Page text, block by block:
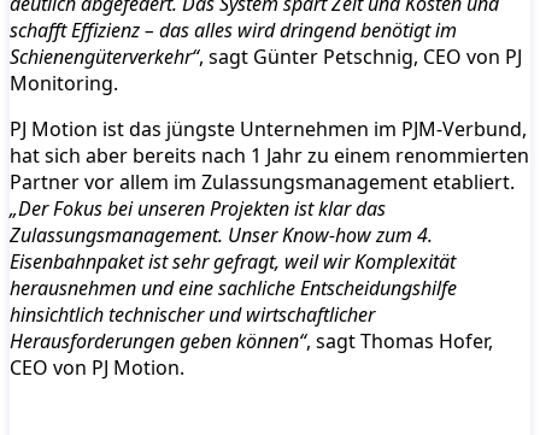
schafft Effizienz – das alles wird dringend benötigt im
Schienengüterverkehr“, sagt Günter Petschnig, CEO von PJ
Monitoring.
PJ Motion ist das jüngste Unternehmen im PJM-Verbund,
hat sich aber bereits nach 1 Jahr zu einem renommierten
Partner vor allem im Zulassungsmanagement etabliert.
„Der Fokus bei unseren Projekten ist klar das
Zulassungsmanagement. Unser Know-how zum 4.
Eisenbahnpaket ist sehr gefragt, weil wir Komplexität
herausnehmen und eine sachliche Entscheidungshilfe
hinsichtlich technischer und wirtschaftlicher
Herausforderungen geben können“, sagt Thomas Hofer,
CEO von PJ Motion.